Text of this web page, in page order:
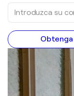
Obtenga